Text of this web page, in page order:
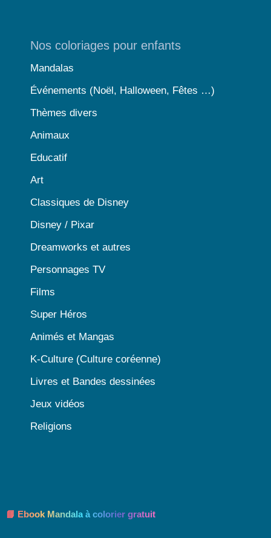
Nos coloriages pour enfants
Mandalas
Événements (Noël, Halloween, Fêtes …)
Thèmes divers
Animaux
Educatif
Art
Classiques de Disney
Disney / Pixar
Dreamworks et autres
Personnages TV
Films
Super Héros
Animés et Mangas
K-Culture (Culture coréenne)
Livres et Bandes dessinées
Jeux vidéos
Religions
📘 Ebook Mandala à colorier gratuit